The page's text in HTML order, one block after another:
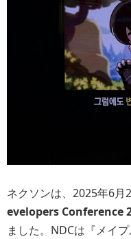
ネクソンは、2025年6月
evelopers Conference
ました。NDCは『メイ